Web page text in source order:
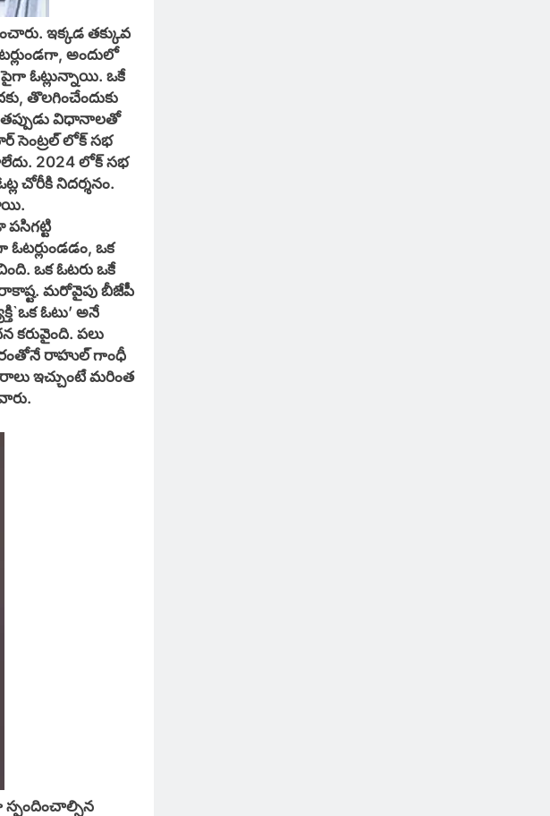
ఇక్కడ తక్కువ
అందులో
పైగా ఓట్లున్నాయి. ఒకే
తొలగించేందుకు
విధానాలతో
సెంట్రల్ లోక్ సభ
2024 లోక్ సభ
చోరీకి నిదర్శనం.
ఒక
ఒక ఓటరు ఒకే
మరోవైపు బీజేపీ
ఓటు’ అనే
కరువైంది. పలు
రాహుల్ గాంధీ
ఇచ్చుంటే మరింత